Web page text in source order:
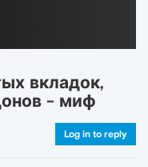
вкладок,
- миф
Log in to reply